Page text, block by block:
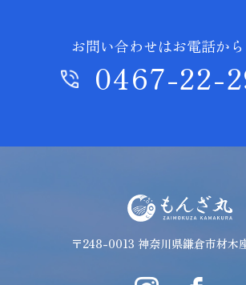
お問い合わせはお電話か
0467-22-
〒248-0013 神奈川県鎌倉市材木